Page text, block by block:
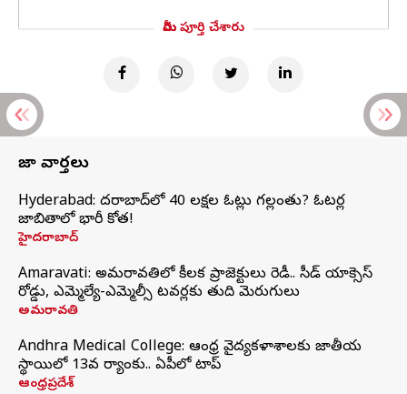
మీరు పూర్తి చేశారు
తాజా వార్తలు
Hyderabad: హైదరాబాద్‌లో 40 లక్షల ఓట్లు గల్లంతు? ఓటర్ల
జాబితాలో భారీ కోత!
హైదరాబాద్
Amaravati: అమరావతిలో కీలక ప్రాజెక్టులు రెడీ.. సీడ్‌ యాక్సెస్‌
రోడ్డు, ఎమ్మెల్యే-ఎమ్మెల్సీ టవర్లకు తుది మెరుగులు
అమరావతి
Andhra Medical College: ఆంధ్ర వైద్యకళాశాలకు జాతీయ
స్థాయిలో 13వ ర్యాంకు.. ఏపీలో టాప్
ఆంధ్రప్రదేశ్